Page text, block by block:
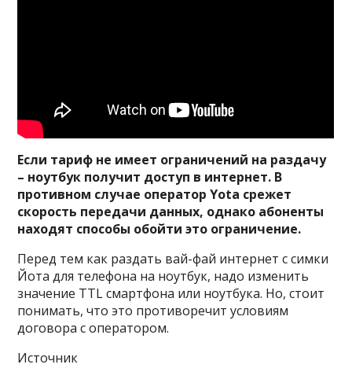
Если тариф не имеет ограничений на раздачу
– ноутбук получит доступ в интернет. В
противном случае оператор Yota срежет
скорость передачи данных, однако абоненты
находят способы обойти это ограничение.
Перед тем как раздать вай-фай интернет с симки
Йота для телефона на ноутбук, надо изменить
значение TTL смартфона или ноутбука. Но, стоит
понимать, что это противоречит условиям
договора с оператором.
Источник